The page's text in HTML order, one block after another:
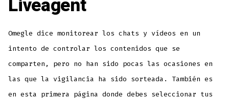
Liveagent
Omegle dice monitorear los chats y vídeos en un
intento de controlar los contenidos que se
comparten, pero no han sido pocas las ocasiones en
las que la vigilancia ha sido sorteada. También es
en esta primera página donde debes seleccionar tus